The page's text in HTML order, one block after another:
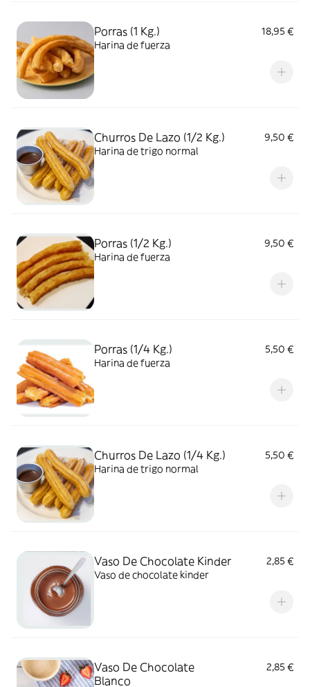
Porras (1 Kg.)
18,95 €
Harina de fuerza
Churros De Lazo (1/2 Kg.)
9,50 €
Harina de trigo normal
Porras (1/2 Kg.)
9,50 €
Harina de fuerza
Porras (1/4 Kg.)
5,50 €
Harina de fuerza
Churros De Lazo (1/4 Kg.)
5,50 €
Harina de trigo normal
Vaso De Chocolate Kinder
2,85 €
Vaso de chocolate kinder
Vaso De Chocolate
Blanco
2,85 €